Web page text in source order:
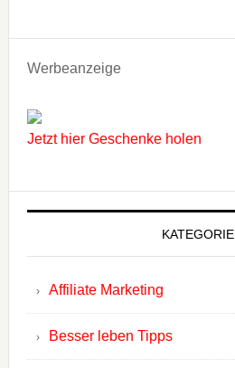
Werbeanzeige
Jetzt hier Geschenke holen
Affiliate Marketing
Besser leben Tipps